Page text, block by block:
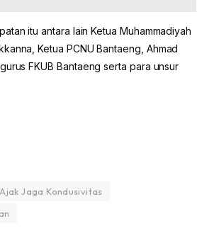
itu antara lain Ketua Muhammadiyah
Ketua PCNU Bantaeng, Ahmad
FKUB Bantaeng serta para unsur
Jaga Kondusivitas